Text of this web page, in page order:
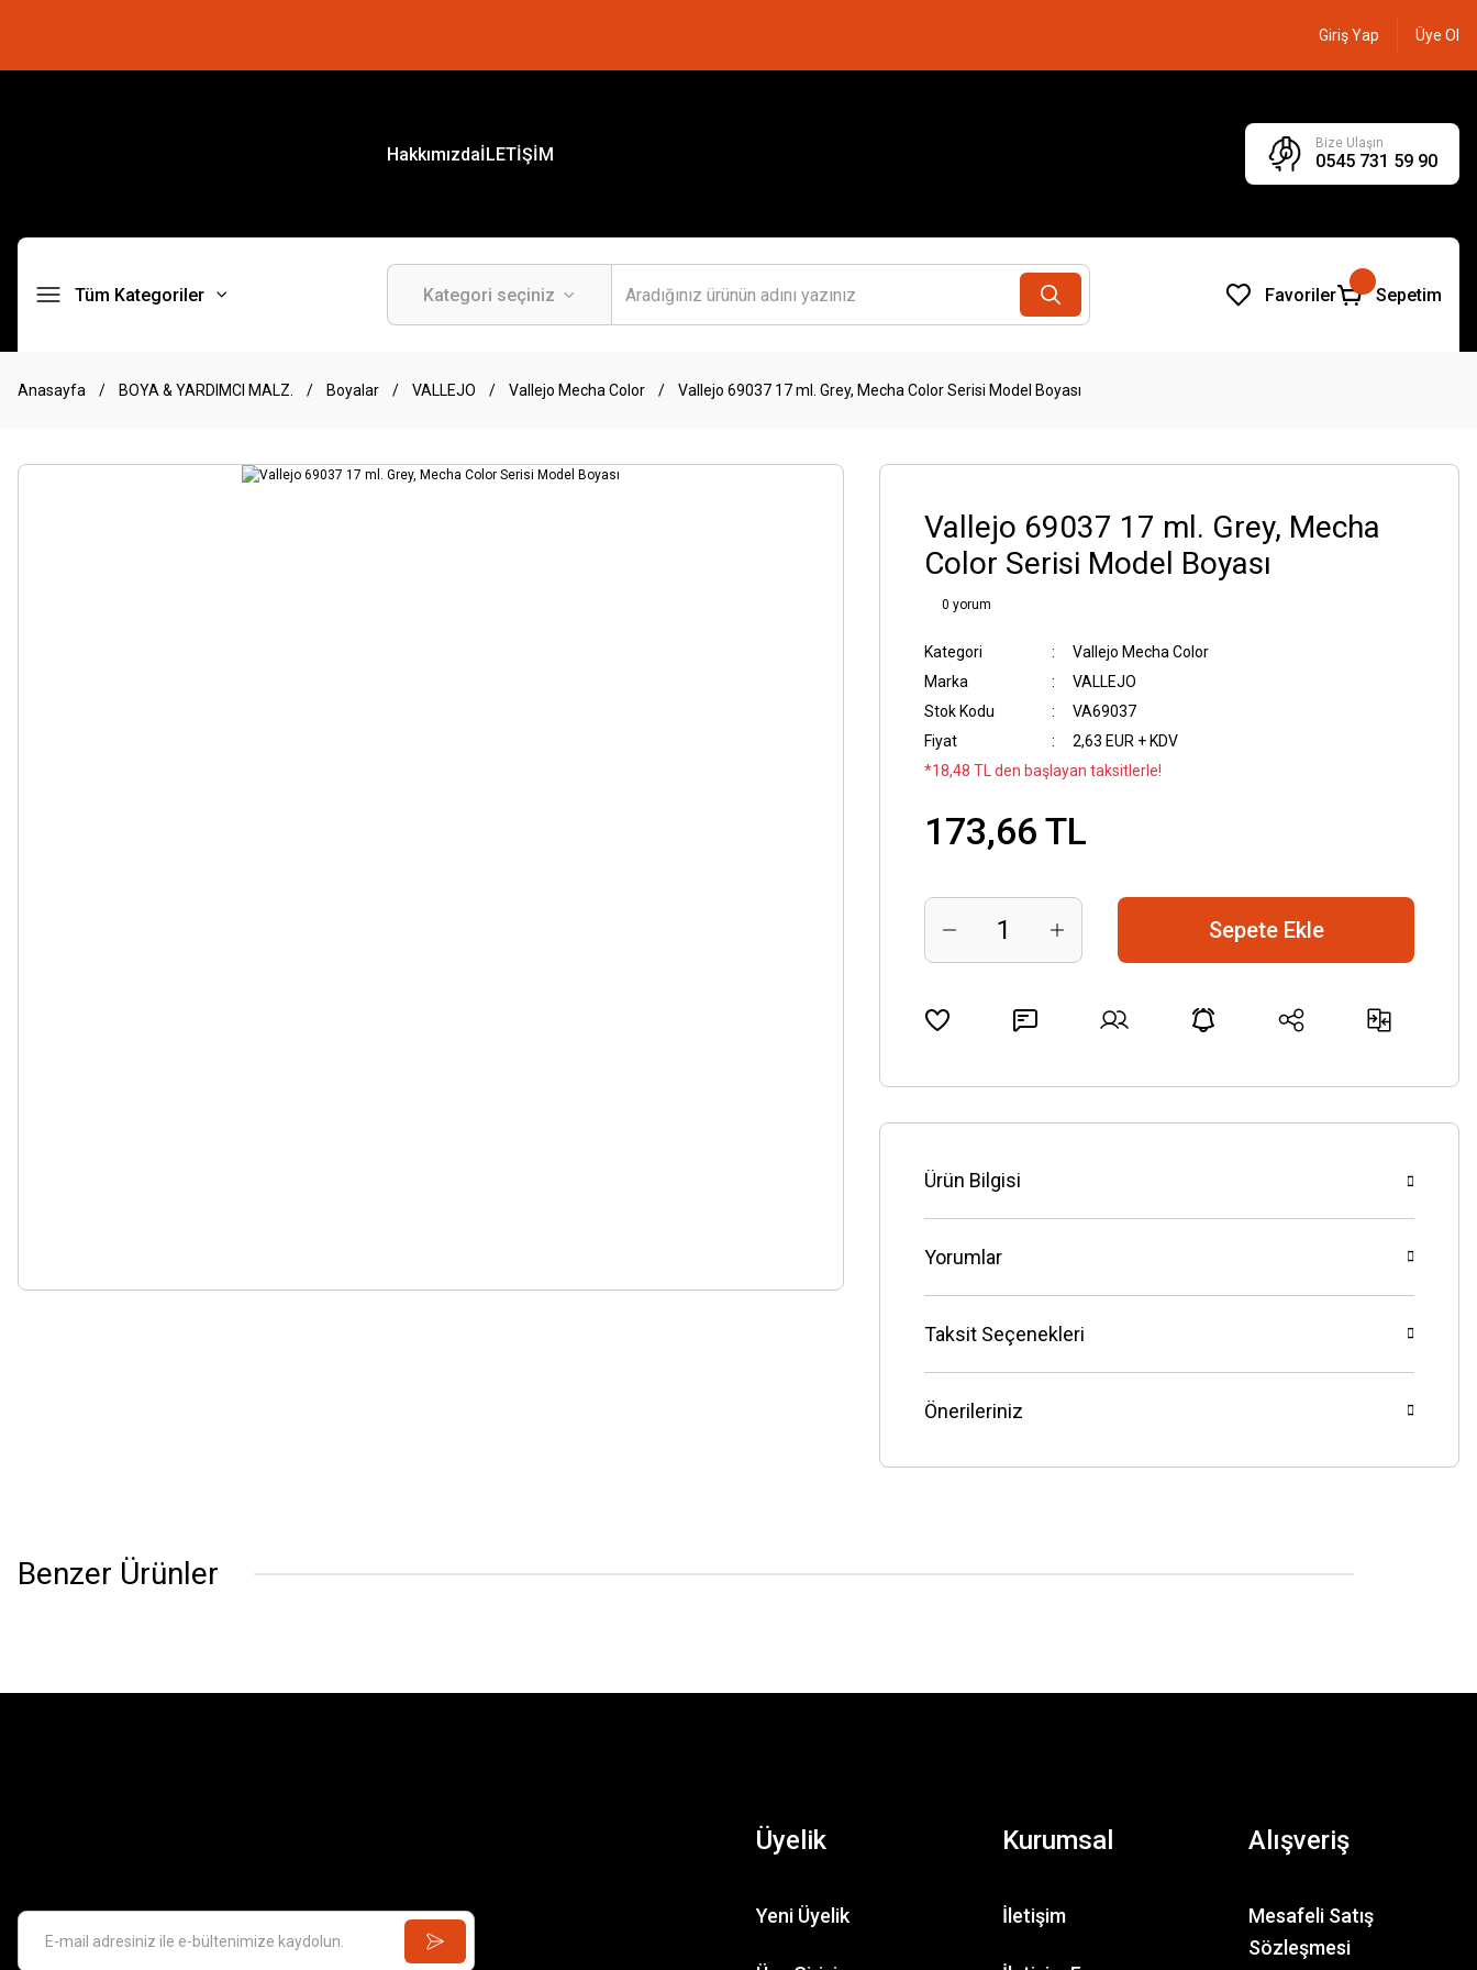
Giriş Yap Üye Ol
HakkımızdaİLETİŞİM
Bize Ulaşın
0545 731 59 90
Tüm Kategoriler Favoriler Sepetim
Anasayfa BOYA & YARDIMCI MALZ. Boyalar VALLEJO Vallejo Mecha Color Vallejo 69037 17 ml. Grey, Mecha Color Serisi Model Boyası
Vallejo 69037 17 ml. Grey, Mecha
Color Serisi Model Boyası
0 yorum
Kategori
Vallejo Mecha Color
Marka
VALLEJO
Stok Kodu
VA69037
Fiyat
2,63 EUR + KDV
*18,48 TL den başlayan taksitlerle!
173,66 TL
Sepete Ekle
Ürün Bilgisi
Yorumlar
Taksit Seçenekleri
Önerileriniz
Benzer Ürünler
Üyelik
Yeni Üyelik
Kurumsal
İletişim
Alışveriş
Mesafeli Satış
Sözleşmesi